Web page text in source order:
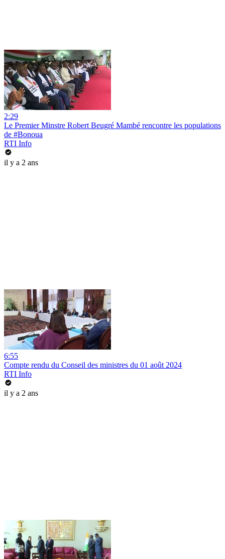
2:29
Le Premier Minstre Robert Beugré Mambé rencontre les populations
de #Bonoua
RTI Info
il y a 2 ans
6:55
Compte rendu du Conseil des ministres du 01 août 2024
RTI Info
il y a 2 ans